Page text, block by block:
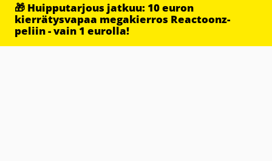
🎁 Huipputarjous jatkuu: 10 euron
kierrätysvapaa megakierros Reactoonz-
peliin - vain 1 eurolla!